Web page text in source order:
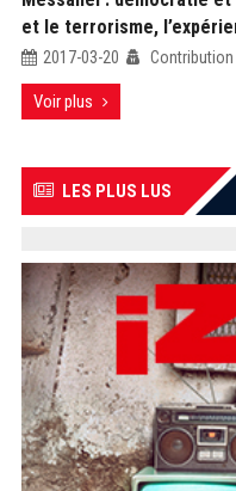
et le terrorisme,
2017-03-20 Contribution
Voir plus
LES PLUS LUS